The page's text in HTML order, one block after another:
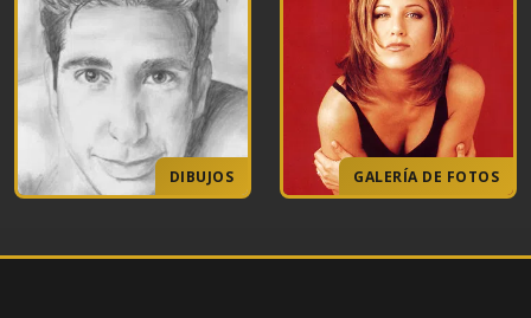
DIBUJOS GALERÍA DE FOTOS